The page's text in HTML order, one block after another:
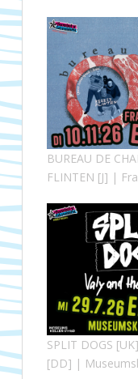
BUREAU DE
FLINTEN [J] |
SPLIT DOGS
[DD] |